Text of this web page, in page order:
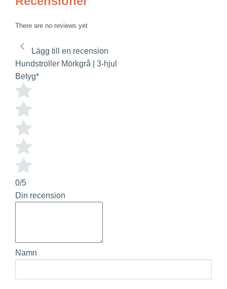
There are no reviews yet
Lägg till en recension
Hundstroller Mörkgrå | 3-hjul
Betyg*
0/5
Din recension
Namn